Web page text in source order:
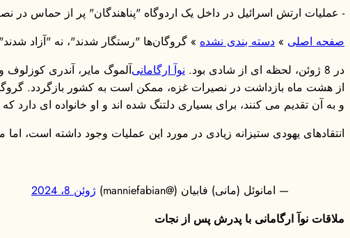
- عملیات ارتش اسرائیل در داخل یک اردوگاه "پناهندگان" پر از حماس در
صفحه اصلی » دسته بندی نشده » گروگان‌ها "رستگار شدند"، نه "آزاد شدند"
در 8 ژوئن، لحظه ای از شادی بود.
نوآ ارگامانیآلموگ مایر، آندری
از هشت ماه بازداشت در نصیرات غزه، ممکن است به کشور بازگردد. گروگان
و به آن تقدیم می کنند، برای بسیاری دلتنگ شده اند و او خانواده ای دارد
انتقادهای یهودی ستیزانه زیادی در مورد این عملیات وجود داشته است،
— امانوئل (مانی) فابیان (@manniefabian)
ژوئن 8، 2024
ملاقات نوآ ارگامانی با پدرش پس از نجات